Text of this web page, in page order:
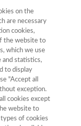
35
68
68
36
on the
are necessary
cookies,
the website to
which we use
and statistics,
to display
"Accept all
exception.
cookies except
website to
of cookies